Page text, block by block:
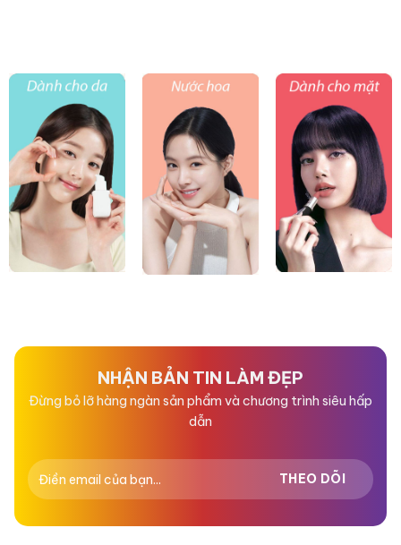
NHẬN BẢN TIN LÀM ĐẸP
Đừng bỏ lỡ hàng ngàn sản phẩm và chương trình siêu hấp
dẫn